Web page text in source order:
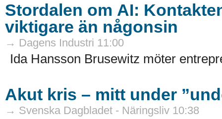
Stordalen om AI:
viktigare än någonsin
→ Dagens Industri 11:00
Ida Hansson Brusewitz möter
Akut kris – mitt under
→ Svenska Dagbladet - Näringsliv 10:38